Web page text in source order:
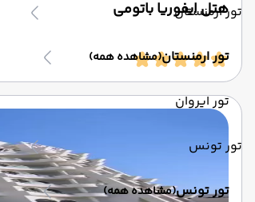
تور ارمنستان
تور ارمنستان(مشاهده همه)
تور ایروان
تور تونس
تور تونس(مشاهده همه)
هتل ایفوریا باتومی